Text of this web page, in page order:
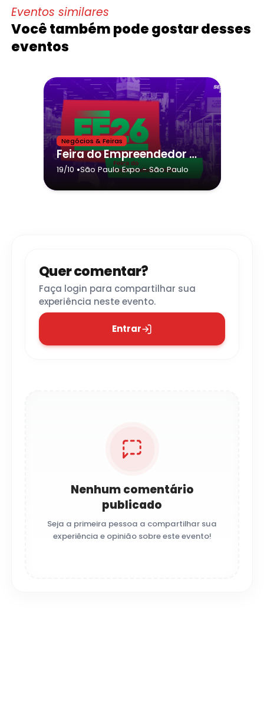
Eventos similares
Você também pode gostar desses
eventos
Negócios & Feiras
Feira do Empreendedor 2026
19/10 •São Paulo Expo- São Paulo
Quer comentar?
Faça login para compartilhar sua
experiência neste evento.
Entrar
Nenhum comentário
publicado
Seja a primeira pessoa a compartilhar sua
experiência e opinião sobre este evento!